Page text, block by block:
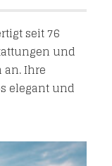
seit 76
und
Ihre
elegant und